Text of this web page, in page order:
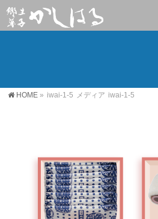
HOME » iwai-1-5 メディア iwai-1-5